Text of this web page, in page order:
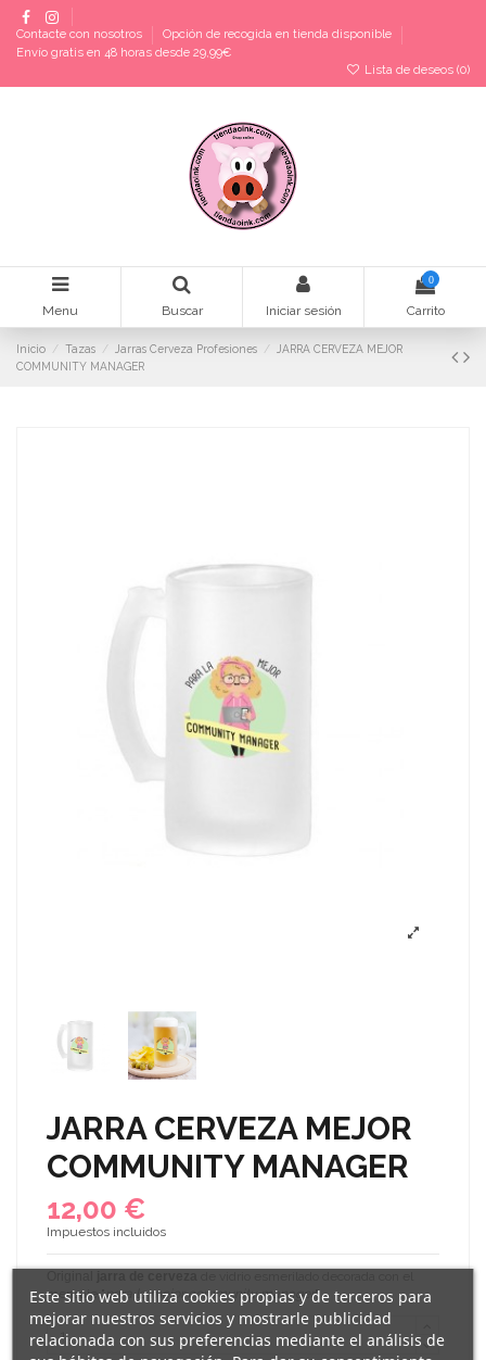
Contacte con nosotros
Opción de recogida en tienda disponible
Envío gratis en 48 horas desde 29,99€
Lista de deseos (0)
Menu Buscar Iniciar sesión
0
Carrito
Inicio Tazas Jarras Cerveza Profesiones
JARRA CERVEZA MEJOR
COMMUNITY MANAGER
JARRA CERVEZA MEJOR
COMMUNITY MANAGER
12,00 €
Impuestos incluidos
mensaje "para la mejorcommunity manager".
Este sitio web utiliza cookies propias y de terceros para
mejorar nuestros servicios y mostrarle publicidad
relacionada con sus preferencias mediante el análisis de